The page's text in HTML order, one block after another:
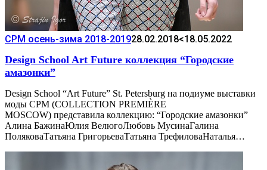
CPM осень-зима 2018-201928.02.2018<18.05.2022
Design School Art Future коллекция “Городские
амазонки”
Design School “Art Future” St. Petersburg на подиуме выставки
моды CPM (COLLECTION PREMIÈRE
MOSCOW) представила коллекцию: “Городские амазонки”
Алина БажинаЮлия ВелюгоЛюбовь МусинаГалина
ПоляковаТатьяна ГригорьеваТатьяна ТрефиловаНаталья…